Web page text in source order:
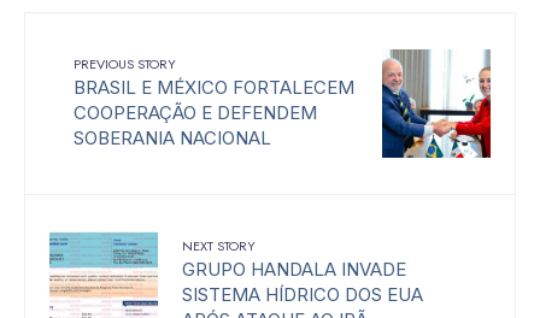
PREVIOUS STORY
BRASIL E MÉXICO FORTALECEM
COOPERAÇÃO E DEFENDEM
SOBERANIA NACIONAL
NEXT STORY
GRUPO HANDALA INVADE
SISTEMA HÍDRICO DOS EUA